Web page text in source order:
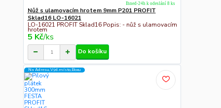
Nůž s ulamovacím hrotem 9mm P201 PROFIT
Sklad16 LO-16021
LO-16021 PROFIT Sklad16 Popis: - nůž s ulamovacím
hrotem
5 Kč/ks
Ihned-24h k odeslání 8 ks
Do košíku
Na Adresu,Výd.místo,Boxu